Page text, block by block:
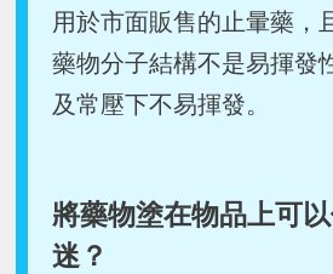
用於市面販售的止暈藥，
藥物分子結構不是易揮發
及常壓下不易揮發。
將藥物塗在物品上可
迷？